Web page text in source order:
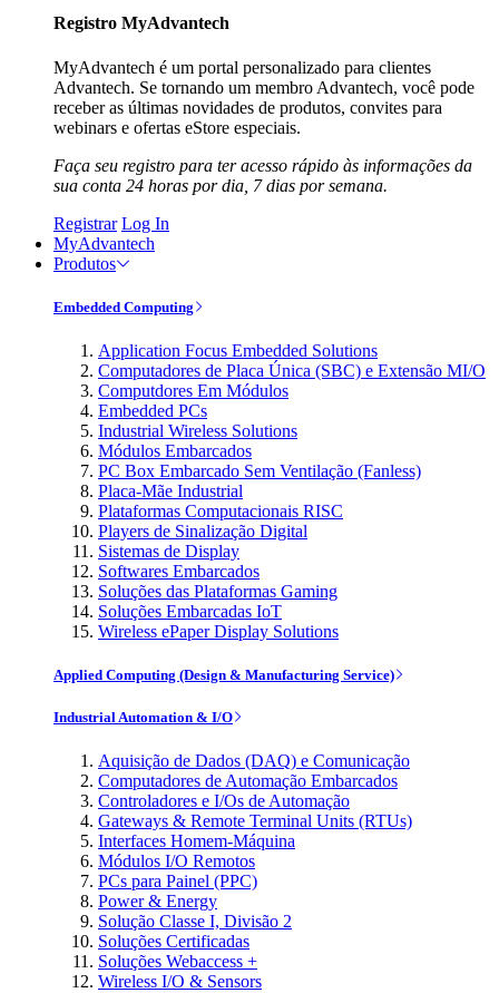
Registro MyAdvantech
MyAdvantech é um portal personalizado para clientes
Advantech. Se tornando um membro Advantech, você pode
receber as últimas novidades de produtos, convites para
webinars e ofertas eStore especiais.
Faça seu registro para ter acesso rápido às informações da
sua conta 24 horas por dia, 7 dias por semana.
Registrar Log In
MyAdvantech
Produtos
Embedded Computing
Application Focus Embedded Solutions
Computadores de Placa Única (SBC) e Extensão MI/O
Computdores Em Módulos
Embedded PCs
Industrial Wireless Solutions
Módulos Embarcados
PC Box Embarcado Sem Ventilação (Fanless)
Placa-Mãe Industrial
Plataformas Computacionais RISC
Players de Sinalização Digital
Sistemas de Display
Softwares Embarcados
Soluções das Plataformas Gaming
Soluções Embarcadas IoT
Wireless ePaper Display Solutions
Applied Computing (Design & Manufacturing Service)
Industrial Automation & I/O
Aquisição de Dados (DAQ) e Comunicação
Computadores de Automação Embarcados
Controladores e I/Os de Automação
Gateways & Remote Terminal Units (RTUs)
Interfaces Homem-Máquina
Módulos I/O Remotos
PCs para Painel (PPC)
Power & Energy
Solução Classe I, Divisão 2
Soluções Certificadas
Soluções Webaccess +
Wireless I/O & Sensors